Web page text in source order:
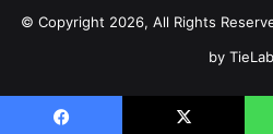
© Copyright 2026, All Rights
by